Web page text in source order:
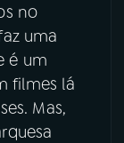
no
uma
é um
filmes lá
Mas,